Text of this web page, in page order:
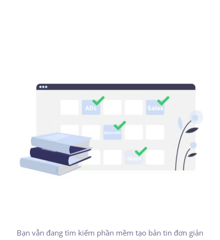
Bạn vẫn đang tìm kiếm phần mềm tạo bản tin đơn giản